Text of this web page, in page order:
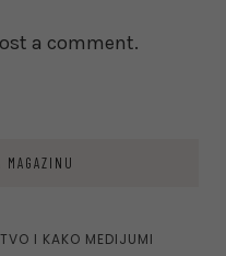
a comment.
I KAKO MEDIJUMI